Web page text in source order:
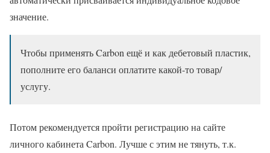
значение.
Чтобы применять Carbon ещё и как дебетовый пластик,
пополните его баланси оплатите какой-то товар/
услугу.
Потом рекомендуется пройти регистрацию на сайте
личного кабинета Carbon. Лучше с этим не тянуть, т.к.